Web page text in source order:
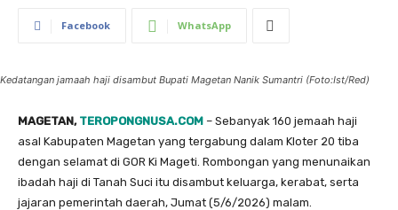
Facebook WhatsApp
Kedatangan jamaah haji disambut Bupati Magetan Nanik Sumantri (Foto:Ist/Red)
MAGETAN, TEROPONGNUSA.COM – Sebanyak 160 jemaah haji
asal Kabupaten Magetan yang tergabung dalam Kloter 20 tiba
dengan selamat di GOR Ki Mageti. Rombongan yang menunaikan
ibadah haji di Tanah Suci itu disambut keluarga, kerabat, serta
jajaran pemerintah daerah, Jumat (5/6/2026) malam.